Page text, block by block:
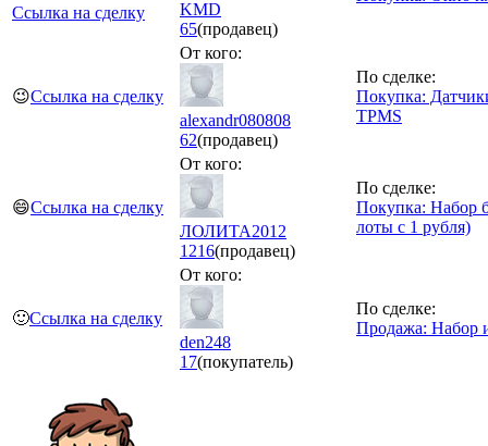
Ссылка на сделку
KMD
65(продавец)
😉Ссылка на сделку
От кого:
alexandr080808
62(продавец)
По сделке:
Покупка:
TPMS
😄Ссылка на сделку
От кого:
ЛОЛИТА2012
1216(продавец)
По сделке:
Покупка: Набор
лоты с 1 рубля)
🙂Ссылка на сделку
От кого:
den248
17(покупатель)
По сделке:
Продажа: Набор